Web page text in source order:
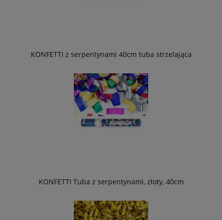
KONFETTI z serpentynami 40cm tuba strzelająca
KONFETTI Tuba z serpentynami, złoty, 40cm